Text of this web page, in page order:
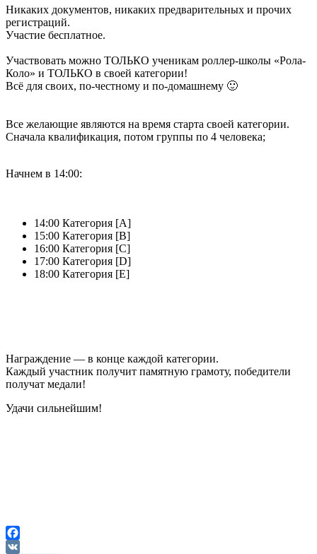
Никаких документов, никаких предварительных и прочих
регистраций.
Участие бесплатное.
Участвовать можно ТОЛЬКО ученикам роллер-школы «Рола-
Коло» и ТОЛЬКО в своей категории!
Всё для своих, по-честному и по-домашнему 🙂
Все желающие являются на время старта своей категории.
Сначала квалификация, потом группы по 4 человека;
Начнем в 14:00:
14:00 Категория [A]
15:00 Категория [В]
16:00 Категория [С]
17:00 Категория [D]
18:00 Категория [Е]
Награждение — в конце каждой категории.
Каждый участник получит памятную грамоту, победители
получат медали!
Удачи сильнейшим!
Facebook